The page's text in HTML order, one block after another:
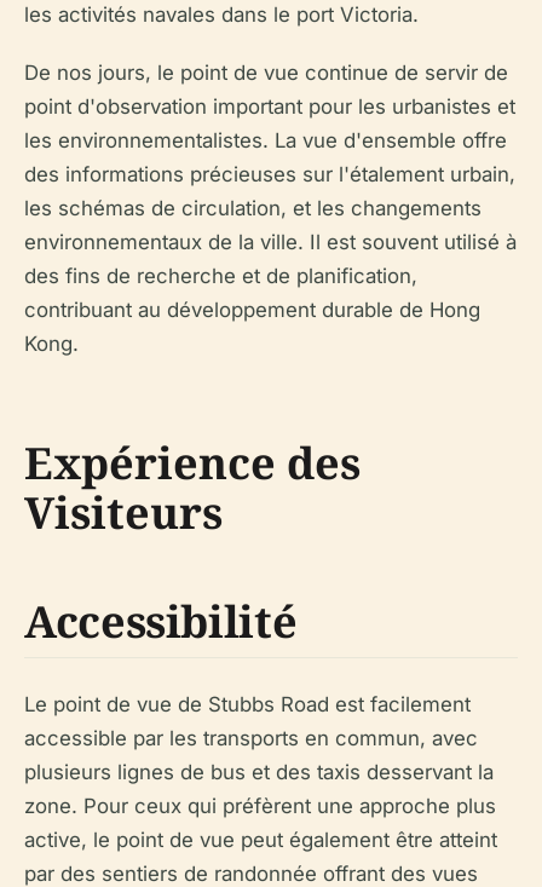
les activités navales dans le port Victoria.
De nos jours, le point de vue continue de servir de
point d'observation important pour les urbanistes et
les environnementalistes. La vue d'ensemble offre
des informations précieuses sur l'étalement urbain,
les schémas de circulation, et les changements
environnementaux de la ville. Il est souvent utilisé à
des fins de recherche et de planification,
contribuant au développement durable de Hong
Kong.
Expérience des
Visiteurs
Accessibilité
Le point de vue de Stubbs Road est facilement
accessible par les transports en commun, avec
plusieurs lignes de bus et des taxis desservant la
zone. Pour ceux qui préfèrent une approche plus
active, le point de vue peut également être atteint
par des sentiers de randonnée offrant des vues